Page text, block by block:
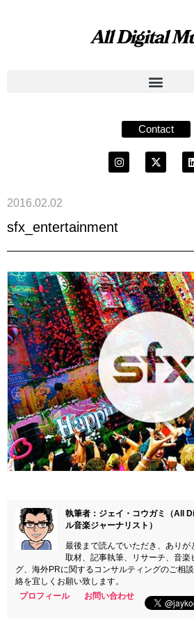
Contact
2016.02.02
sfx_entertainment
執筆者：ジェイ・コウガミ（All
ル音楽ジャーナリスト）
最後まで読んでいただき、ありが
取材、記事執筆、リサーチ、音楽
グ、海外PRに関するコンサルティングのご相
絡を宜しくお願い致します。
プロフィール
お問い合わせ